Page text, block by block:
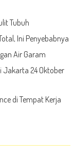
Tubuh
Ini Penyebabnya
Air Garam
Jakarta 24 Oktober
di Tempat Kerja